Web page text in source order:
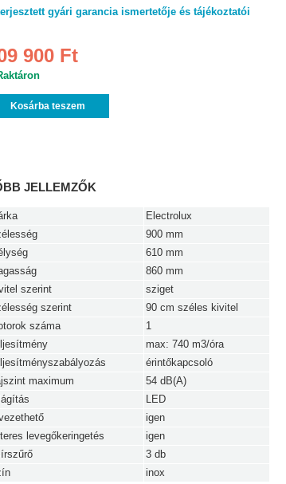
gyári garancia ismertetője és tájékoztatói
900 Ft
Kosárba teszem
JELLEMZŐK
Electrolux
900 mm
610 mm
860 mm
szerint
sziget
szerint
90 cm széles kivitel
száma
1
max: 740 m3/óra
érintőkapcsoló
maximum
54 dB(A)
LED
igen
levegőkeringetés
igen
3 db
inox